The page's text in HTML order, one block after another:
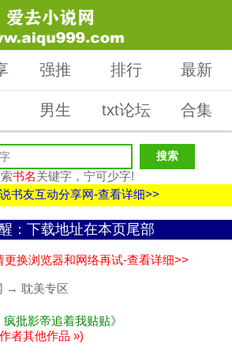
强推 排行 最新
男生 txt论坛 合集
书名关键字，宁可少字!
书友互动分享网-查看详细>>
：下载地址在本页尾部
更换浏览器和网络再试-查看详细>>
→ 耽美专区
批影帝追着我贴贴》
者其他作品 »)